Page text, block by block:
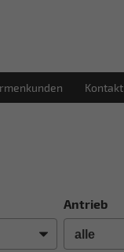
Kontakt
Antrieb